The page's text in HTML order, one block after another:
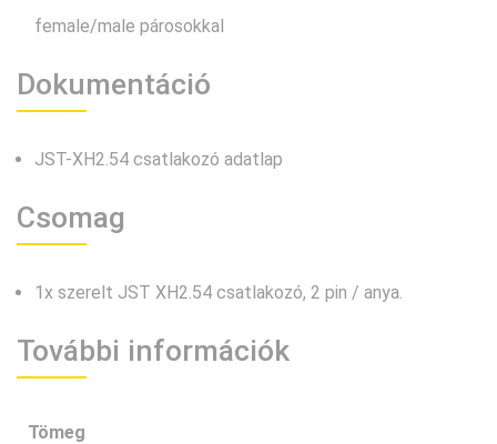
female/male párosokkal
Dokumentáció
JST-XH2.54 csatlakozó adatlap
Csomag
1x szerelt JST XH2.54 csatlakozó, 2 pin / anya.
További információk
Tömeg